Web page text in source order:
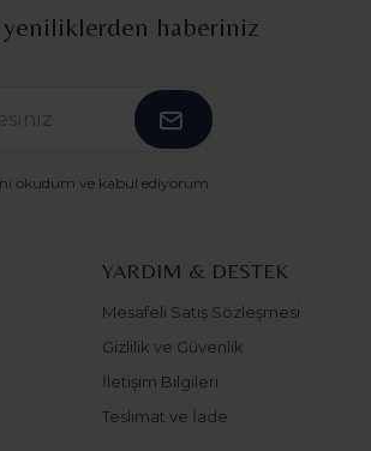
yeniliklerden haberiniz
okudum ve kabul ediyorum.
YARDIM & DESTEK
Mesafeli Satış Sözleşmesi
Gizlilik ve Güvenlik
İletişim Bilgileri
Teslimat ve İade